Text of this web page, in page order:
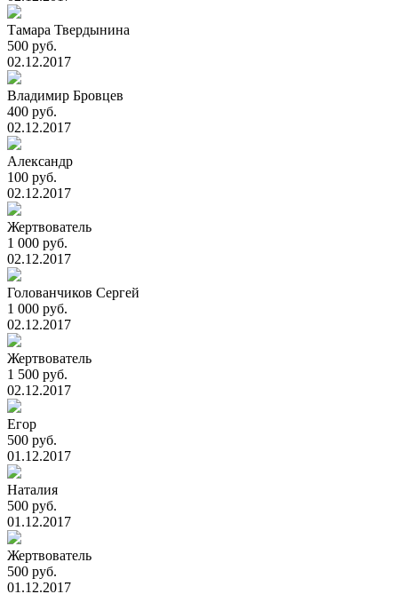
Тамара Твердынина
500 руб.
02.12.2017
Владимир Бровцев
400 руб.
02.12.2017
Александр
100 руб.
02.12.2017
Жертвователь
1 000 руб.
02.12.2017
Голованчиков Сергей
1 000 руб.
02.12.2017
Жертвователь
1 500 руб.
02.12.2017
Егор
500 руб.
01.12.2017
Наталия
500 руб.
01.12.2017
Жертвователь
500 руб.
01.12.2017